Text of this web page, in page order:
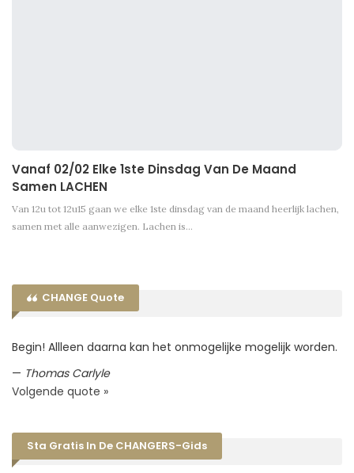
Vanaf 02/02 Elke 1ste Dinsdag Van De Maand
Samen LACHEN
Van 12u tot 12u15 gaan we elke 1ste dinsdag van de maand heerlijk lachen,
samen met alle aanwezigen. Lachen is…
CHANGE Quote
Begin! Allleen daarna kan het onmogelijke mogelijk worden.
— Thomas Carlyle
Volgende quote »
Sta Gratis In De CHANGERS-Gids